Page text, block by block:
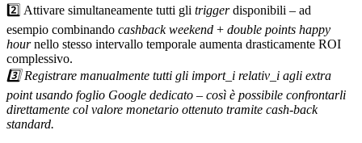
2️⃣ Attivare simultaneamente tutti gli triggerdisponibili – ad
esempio combinando cashback weekend + double points happy
hournello stesso intervallo temporale aumenta drasticamente ROI
complessivo.
3️⃣ Registrare manualmente tutti gli import_i relativ_i agli extra
point usando foglio Google dedicato – così è possibile confrontarli
direttamente col valore monetario ottenuto tramite cash‐back
standard.